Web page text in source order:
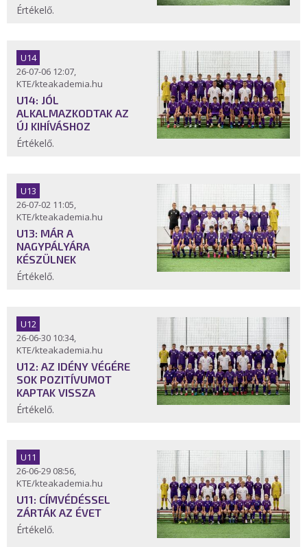
Értékelő.
U14
26-07-06 12:07,
KTE/kteakademia.hu
U14: JÓL
ALKALMAZKODTAK AZ
ÚJ KIHÍVÁSHOZ
Értékelő.
U13
26-07-02 11:05,
KTE/kteakademia.hu
U13: MÁR A
NAGYPÁLYÁRA
KÉSZÜLNEK
Értékelő.
U12
26-06-30 10:34,
KTE/kteakademia.hu
U12: AZ IDÉNY VÉGÉRE
SOK POZITÍVUMOT
KAPTAK VISSZA
Értékelő.
U11
26-06-29 08:56,
KTE/kteakademia.hu
U11: CÍMVÉDÉSSEL
ZÁRTÁK AZ ÉVET
Értékelő.